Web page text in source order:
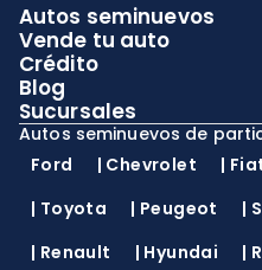
Autos seminuevos
Vende tu auto
Crédito
Blog
Sucursales
Autos seminuevos de
Ford
| Chevrolet |
| Toyota | Peugeot |
| Renault | Hyundai |